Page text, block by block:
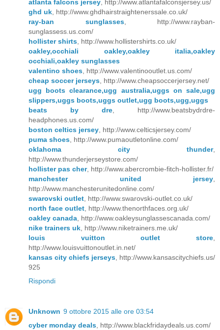
atlanta falcons jersey , http://www.atlantafalconsjersey.us/
ghd uk , http://www.ghdhairstraightenerssale.co.uk/
ray-ban sunglasses, http://www.rayban-
sunglassess.us.com/
hollister shirts , http://www.hollistershirts.co.uk/
oakley,occhiali oakley,oakley italia,oakley
occhiali,oakley sunglasses
valentino shoes , http://www.valentinooutlet.us.com/
cheap soccer jerseys , http://www.cheapsoccerjersey.net/
ugg boots clearance,ugg australia,uggs on sale,ugg
slippers,uggs boots,uggs outlet,ugg boots,ugg,uggs
beats by dre , http://www.beatsbydrdre-
headphones.us.com/
boston celtics jersey , http://www.celticsjersey.com/
puma shoes , http://www.pumaoutletonline.com/
oklahoma city thunder,
http://www.thunderjerseystore.com/
hollister pas cher, http://www.abercrombie-fitch-hollister.fr/
manchester united jersey
http://www.manchesterunitedonline.com/
swarovski outlet , http://www.swarovski-outlet.co.uk/
north face outlet , http://www.thenorthfaces.org.uk/
oakley canada , http://www.oakleysunglassescanada.com/
nike trainers uk , http://www.niketrainers.me.uk/
louis vuitton outlet store
http://www.louisvuittonoutlet.in.net/
kansas city chiefs jerseys , http://www.kansascitychiefs.us/
925
Rispondi
Unknown 9 ottobre 2015 alle ore 03:54
cyber monday deals , http://www.blackfridaydeals.us.com/